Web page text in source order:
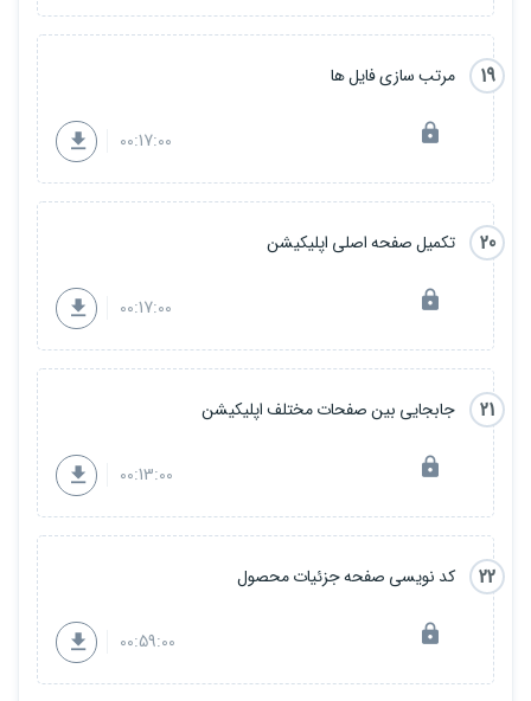
19 مرتب سازی فایل ها
00:17:00
20 تکمیل صفحه اصلی اپلیکیشن
00:17:00
21 جابجایی بین صفحات مختلف اپلیکیشن
00:13:00
22 کد نویسی صفحه جزئیات محصول
00:59:00